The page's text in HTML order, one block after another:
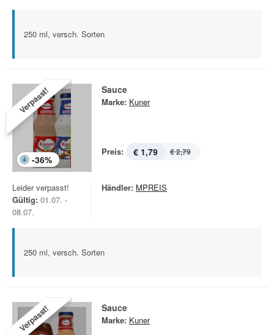
250 ml, versch. Sorten
Verpasst!
-36%
Sauce
Marke: Kuner
Preis: € 1,79 € 2,79
Leider verpasst!
Gültig: 01.07. -
08.07.
Händler: MPREIS
250 ml, versch. Sorten
Verpasst! Sauce
Marke: Kuner